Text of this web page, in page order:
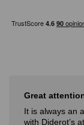
Muy buena
Muy buena
novedosa